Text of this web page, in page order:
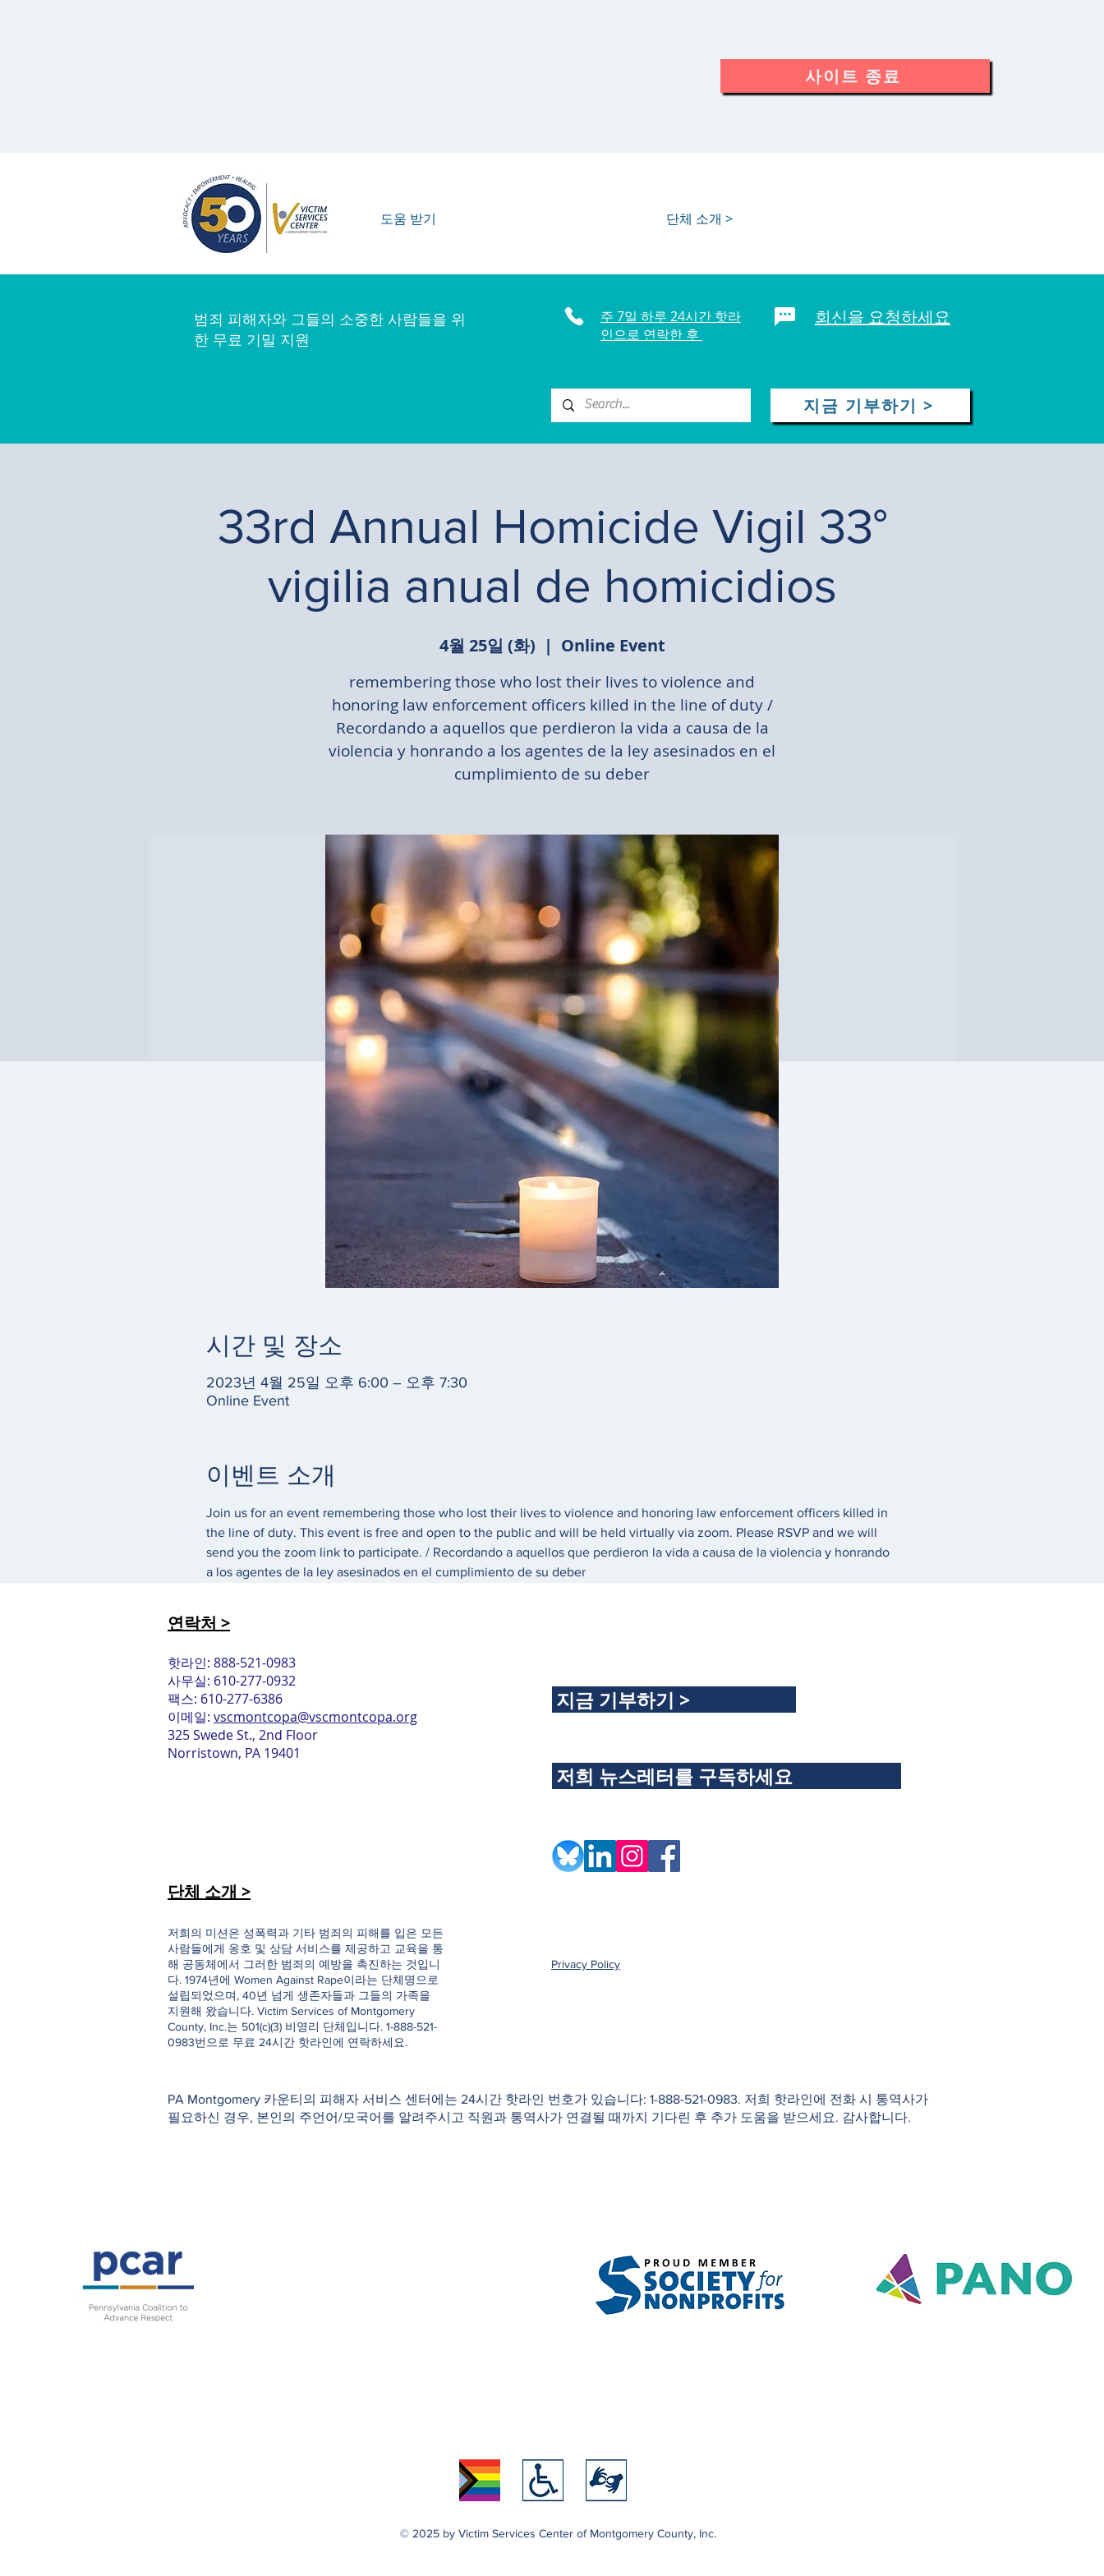
사이트 종료
도움 받기 단체 소개 >
범죄 피해자와 그들의 소중한 사람들을 위
한 무료 기밀 지원
주 7일 하루 24시간 핫라
인으로 연락한 후
회신을 요청하세요
지금 기부하기 >
33rd Annual Homicide Vigil 33°
vigilia anual de homicidios
4월 25일 (화)
  |
Online Event
remembering those who lost their lives to violence and
honoring law enforcement officers killed in the line of duty /
Recordando a aquellos que perdieron la vida a causa de la
violencia y honrando a los agentes de la ley asesinados en el
cumplimiento de su deber
시간 및 장소
2023년 4월 25일 오후 6:00 – 오후 7:30
Online Event
이벤트 소개
Join us for an event remembering those who lost their lives to violence and honoring law enforcement officers killed in
the line of duty. This event is free and open to the public and will be held virtually via zoom. Please RSVP and we will
send you the zoom link to participate. / Recordando a aquellos que perdieron la vida a causa de la violencia y honrando
a los agentes de la ley asesinados en el cumplimiento de su deber
연락처 >
핫라인: 888-521-0983
사무실: 610-277-0932
팩스: 610-277-6386
이메일: vscmontcopa@vscmontcopa.org
325 Swede St., 2nd Floor
Norristown, PA 19401
지금 기부하기 >
저희 뉴스레터를 구독하세요
단체 소개 >
저희의 미션은 성폭력과 기타 범죄의 피해를 입은 모든
사람들에게 옹호 및 상담 서비스를 제공하고 교육을 통
해 공동체에서 그러한 범죄의 예방을 촉진하는 것입니
다. 1974년에 Women Against Rape이라는 단체명으로
설립되었으며, 40년 넘게 생존자들과 그들의 가족을
지원해 왔습니다. Victim Services of Montgomery
County, Inc.는 501(c)(3) 비영리 단체입니다. 1-888-521-
0983번으로 무료 24시간 핫라인에 연락하세요.
Privacy Policy
PA Montgomery 카운티의 피해자 서비스 센터에는 24시간 핫라인 번호가 있습니다: 1-888-521-0983. 저희 핫라인에 전화 시 통역사가
필요하신 경우, 본인의 주언어/모국어를 알려주시고 직원과 통역사가 연결될 때까지 기다린 후 추가 도움을 받으세요. 감사합니다.
© 2025 by Victim Services Center of Montgomery County, Inc.